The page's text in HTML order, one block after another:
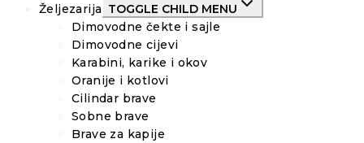
Željezarija TOGGLE CHILD MENU
Dimovodne čekte i sajle
Dimovodne cijevi
Karabini, karike i okov
Oranije i kotlovi
Cilindar brave
Sobne brave
Brave za kapije